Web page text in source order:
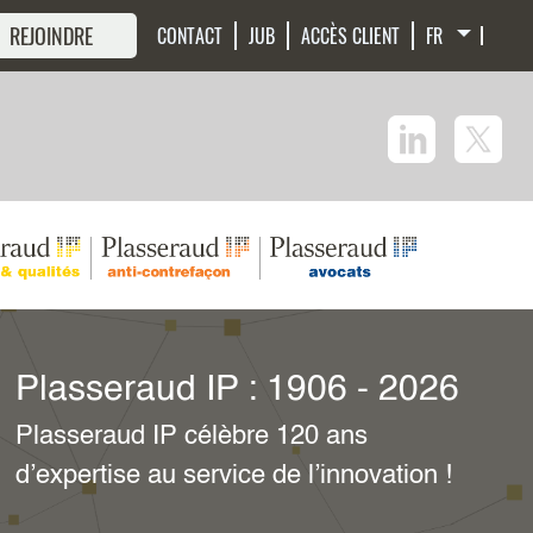
CONTACT JUB ACCÈS CLIENT
Juridiction unifiée du brevet
et brevet unitaire
Retrouvez les réponses à vos questions
sur notre page dédiée.